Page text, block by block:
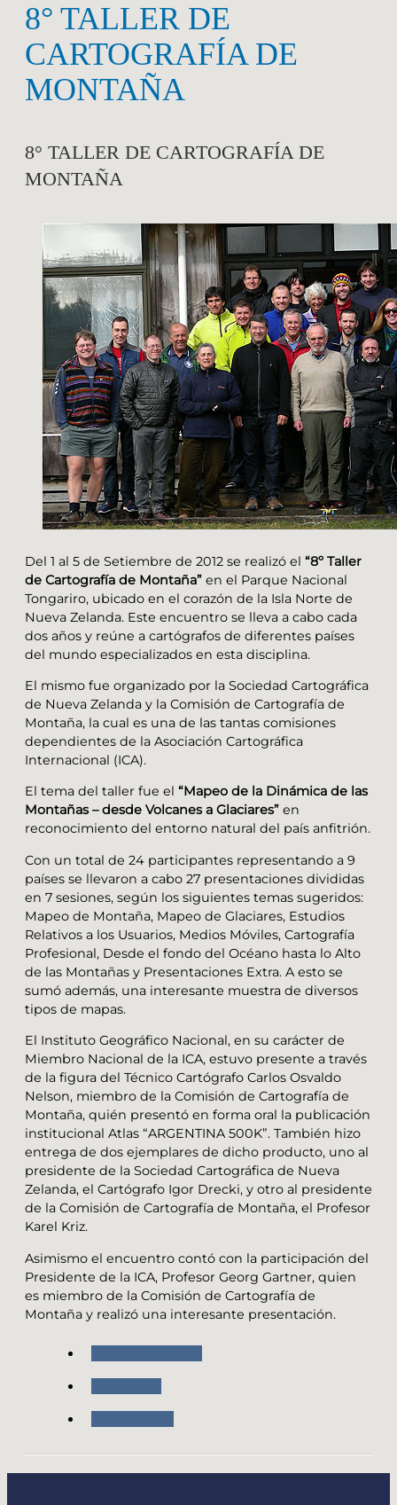
8° TALLER DE
CARTOGRAFÍA DE
MONTAÑA
8° TALLER DE CARTOGRAFÍA DE
MONTAÑA
Del 1 al 5 de Setiembre de 2012 se realizó el “8º Taller
de Cartografía de Montaña” en el Parque Nacional
Tongariro, ubicado en el corazón de la Isla Norte de
Nueva Zelanda. Este encuentro se lleva a cabo cada
dos años y reúne a cartógrafos de diferentes países
del mundo especializados en esta disciplina.
El mismo fue organizado por la Sociedad Cartográfica
de Nueva Zelanda y la Comisión de Cartografía de
Montaña, la cual es una de las tantas comisiones
dependientes de la Asociación Cartográfica
Internacional (ICA).
El tema del taller fue el “Mapeo de la Dinámica de las
Montañas – desde Volcanes a Glaciares” en
reconocimiento del entorno natural del país anfitrión.
Con un total de 24 participantes representando a 9
países se llevaron a cabo 27 presentaciones divididas
en 7 sesiones, según los siguientes temas sugeridos:
Mapeo de Montaña, Mapeo de Glaciares, Estudios
Relativos a los Usuarios, Medios Móviles, Cartografía
Profesional, Desde el fondo del Océano hasta lo Alto
de las Montañas y Presentaciones Extra. A esto se
sumó además, una interesante muestra de diversos
tipos de mapas.
El Instituto Geográfico Nacional, en su carácter de
Miembro Nacional de la ICA, estuvo presente a través
de la figura del Técnico Cartógrafo Carlos Osvaldo
Nelson, miembro de la Comisión de Cartografía de
Montaña, quién presentó en forma oral la publicación
institucional Atlas “ARGENTINA 500K”. También hizo
entrega de dos ejemplares de dicho producto, uno al
presidente de la Sociedad Cartográfica de Nueva
Zelanda, el Cartógrafo Igor Drecki, y otro al presidente
de la Comisión de Cartografía de Montaña, el Profesor
Karel Kriz.
Asimismo el encuentro contó con la participación del
Presidente de la ICA, Profesor Georg Gartner, quien
es miembro de la Comisión de Cartografía de
Montaña y realizó una interesante presentación.